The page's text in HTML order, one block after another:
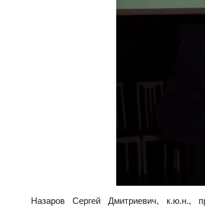
Назаров Сергей Дмитриевич, к.ю.н.,